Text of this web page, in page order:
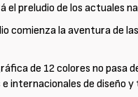
el preludio de los actuales
comienza la aventura de
de 12 colores no pasa
internacionales de diseño